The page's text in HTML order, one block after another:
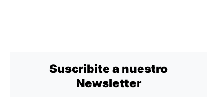
Suscribite a nuestro
Newsletter